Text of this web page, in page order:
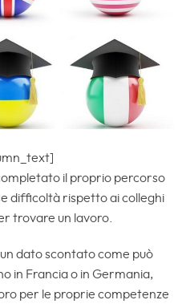
il proprio percorso
difficoltà rispetto ai colleghi
trovare un lavoro.
dato scontato come può
in Francia o in Germania,
per le proprie competenze